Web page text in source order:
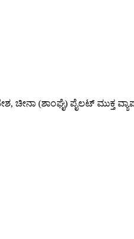
ಚೀನಾ (ಶಾಂಘೈ) ಪೈಲಟ್ ಮುಕ್ತ